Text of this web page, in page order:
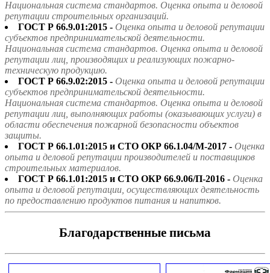
Национальная система стандартов. Оценка опыта и деловой
репутации строительных организаций.
ГОСТ Р 66.9.01:2015 - Оценка опыта и деловой репутации
субъектов предпринимательской деятельности.
Национальная система стандартов. Оценка опыта и деловой
репутации лиц, производящих и реализующих пожарно-
техническую продукцию.
ГОСТ Р 66.9.02:2015 - Оценка опыта и деловой репутации
субъектов предпринимательской деятельности.
Национальная система стандартов. Оценка опыта и деловой
репутации лиц, выполняющих работы (оказывающих услуги) в
области обеспечения пожарной безопасности объектов
защиты.
ГОСТ Р 66.1.01:2015 и СТО ОКР 66.1.04/М-2017 - Оценка
опыта и деловой репутации производителей и поставщиков
строительных материалов.
ГОСТ Р 66.1.01:2015 и СТО ОКР 66.9.06/П-2016 - Оценка
опыта и деловой репутации, осуществляющих деятельность
по предоставлению продуктов питания и напитков.
Благодарственные письма